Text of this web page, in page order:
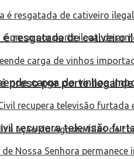
preso por porte ilegal
é resgatada de cativeiro
carga de vinhos
recupera televisão